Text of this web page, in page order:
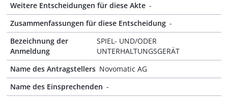
Weitere Entscheidungen für diese Akte -
Zusammenfassungen für diese Entscheidung -
Bezeichnung der
Anmeldung
SPIEL- UND/ODER
UNTERHALTUNGSGERÄT
Name des Antragstellers Novomatic AG
Name des Einsprechenden -